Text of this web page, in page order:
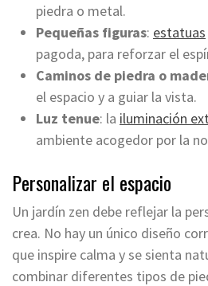
piedra o metal.
Pequeñas figuras: estatuas
pagoda, para reforzar el
Caminos de piedra o
el espacio y a guiar la vista.
Luz tenue: la iluminación
ambiente acogedor por la
Personalizar el espacio
Un jardín zen debe reflejar la
crea. No hay un único diseño
que inspire calma y se sienta
combinar diferentes tipos de